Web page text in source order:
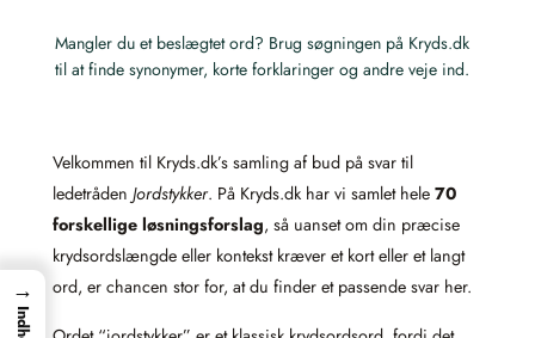
Mangler du et beslægtet ord? Brug søgningen på Kryds.dk
til at finde synonymer, korte forklaringer og andre veje ind.
Velkommen til Kryds.dk’s samling af bud på svar til
ledetråden Jordstykker. På Kryds.dk har vi samlet hele 70
forskellige løsningsforslag, så uanset om din præcise
krydsordslængde eller kontekst kræver et kort eller et langt
ord, er chancen stor for, at du finder et passende svar her.
→